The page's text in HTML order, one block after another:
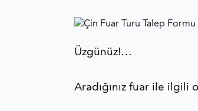
Üzgünüz!…
Aradığınız fuar ile ilgili